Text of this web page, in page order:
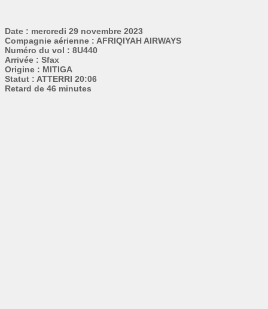
Date : mercredi 29 novembre 2023
Compagnie aérienne : AFRIQIYAH AIRWAYS
Numéro du vol : 8U440
Arrivée : Sfax
Origine : MITIGA
Statut : ATTERRI 20:06
Retard de 46 minutes